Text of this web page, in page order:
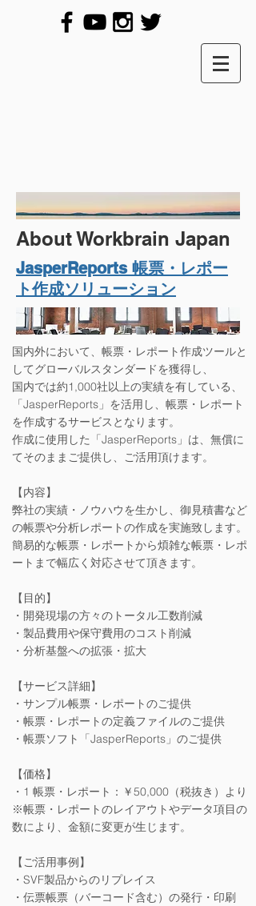
About Workbrain Japan
​JasperReports 帳票・レポー
ト作成ソリューション
国内外において、帳票・レポート作成ツールと
してグローバルスタンダードを獲得し、
国内では約1,000社以上の実績を有している、
「JasperReports」を活用し、帳票・レポート
を作成するサービスとなります。
作成に使用した「JasperReports」は、無償に
てそのままご提供し、ご活用頂けます。
【内容】
弊社の実績・ノウハウを生かし、御見積書など
の帳票や分析レポートの作成を実施致します。
​簡易的な帳票・レポートから煩雑な帳票・レポ
ートまで幅広く対応させて頂きます。
【目的】
・開発現場の方々のトータル工数削減
・製品費用や保守費用のコスト削減
・分析基盤への拡張・拡大
【サービス詳細】
・サンプル帳票・レポートのご提供
・帳票・レポートの定義ファイルのご提供
・帳票ソフト「JasperReports」のご提供
【価格】
・1 帳票・レポート：￥50,000（税抜き）より
※帳票・レポートのレイアウトやデータ項目の
数により、金額に変更が生じます。
【ご活用事例】
・SVF製品からのリプレイス
​・伝票帳票（バーコード含む）の発行・印刷